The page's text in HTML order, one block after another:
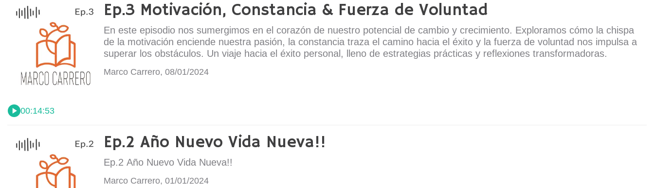
Ep.3 Motivación, Constancia & Fuerza de Voluntad
En este episodio nos sumergimos en el corazón de nuestro potencial de cambio y crecimiento. Exploramos cómo la chispa
de la motivación enciende nuestra pasión, la constancia traza el camino hacia el éxito y la fuerza de voluntad nos impulsa a
superar los obstáculos. Un viaje hacia el éxito personal, lleno de estrategias prácticas y reflexiones transformadoras.
Marco Carrero, 08/01/2024
00:14:53
Ep.2 Año Nuevo Vida Nueva!!
Ep.2 Año Nuevo Vida Nueva!!
Marco Carrero, 01/01/2024